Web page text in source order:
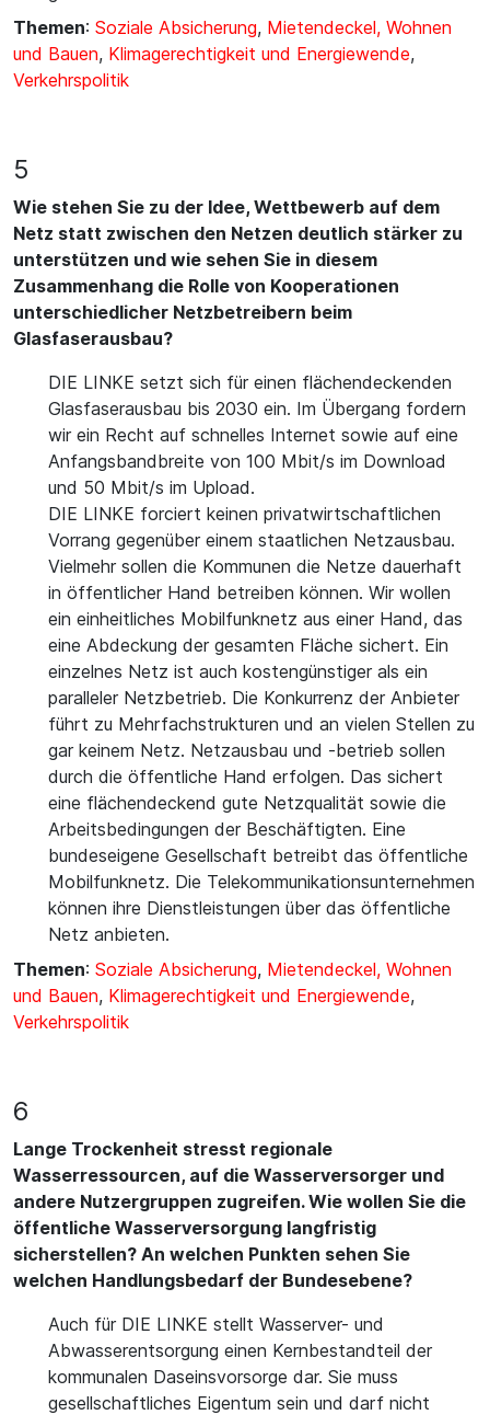
Themen: Soziale Absicherung, Mietendeckel, Wohnen
und Bauen, Klimagerechtigkeit und Energiewende,
Verkehrspolitik
5
Wie stehen Sie zu der Idee, Wettbewerb auf dem
Netz statt zwischen den Netzen deutlich stärker zu
unterstützen und wie sehen Sie in diesem
Zusammenhang die Rolle von Kooperationen
unterschiedlicher Netzbetreibern beim
Glasfaserausbau?
DIE LINKE setzt sich für einen flächendeckenden
Glasfaserausbau bis 2030 ein. Im Übergang fordern
wir ein Recht auf schnelles Internet sowie auf eine
Anfangsbandbreite von 100 Mbit/s im Download
und 50 Mbit/s im Upload.
DIE LINKE forciert keinen privatwirtschaftlichen
Vorrang gegenüber einem staatlichen Netzausbau.
Vielmehr sollen die Kommunen die Netze dauerhaft
in öffentlicher Hand betreiben können. Wir wollen
ein einheitliches Mobilfunknetz aus einer Hand, das
eine Abdeckung der gesamten Fläche sichert. Ein
einzelnes Netz ist auch kostengünstiger als ein
paralleler Netzbetrieb. Die Konkurrenz der Anbieter
führt zu Mehrfachstrukturen und an vielen Stellen zu
gar keinem Netz. Netzausbau und -betrieb sollen
durch die öffentliche Hand erfolgen. Das sichert
eine flächendeckend gute Netzqualität sowie die
Arbeitsbedingungen der Beschäftigten. Eine
bundeseigene Gesellschaft betreibt das öffentliche
Mobilfunknetz. Die Telekommunikationsunternehmen
können ihre Dienstleistungen über das öffentliche
Netz anbieten.
Themen: Soziale Absicherung, Mietendeckel, Wohnen
und Bauen, Klimagerechtigkeit und Energiewende,
Verkehrspolitik
6
Lange Trockenheit stresst regionale
Wasserressourcen, auf die Wasserversorger und
andere Nutzergruppen zugreifen. Wie wollen Sie die
öffentliche Wasserversorgung langfristig
sicherstellen? An welchen Punkten sehen Sie
welchen Handlungsbedarf der Bundesebene?
Auch für DIE LINKE stellt Wasserver- und
Abwasserentsorgung einen Kernbestandteil der
kommunalen Daseinsvorsorge dar. Sie muss
gesellschaftliches Eigentum sein und darf nicht